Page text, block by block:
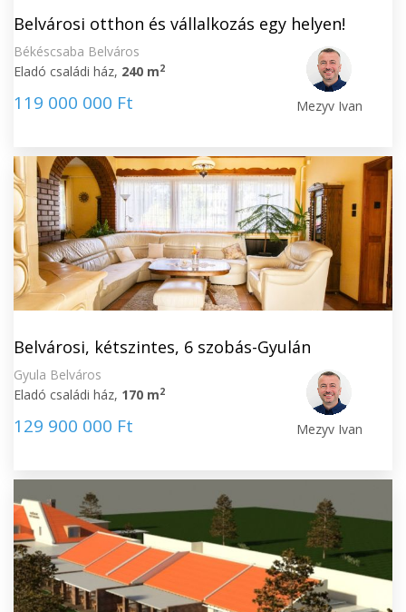
Belvárosi otthon és vállalkozás egy helyen!
Békéscsaba Belváros
Eladó családi ház, 240 m2
119 000 000 Ft Mezyv Ivan
Belvárosi, kétszintes, 6 szobás-Gyulán
Gyula Belváros
Eladó családi ház, 170 m2
129 900 000 Ft Mezyv Ivan